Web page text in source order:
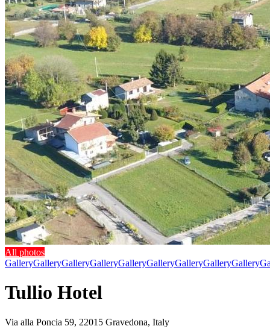
All photos
GalleryGalleryGalleryGalleryGalleryGalleryGalleryGalleryGallery
Tullio Hotel
Via alla Poncia 59, 22015 Gravedona, Italy